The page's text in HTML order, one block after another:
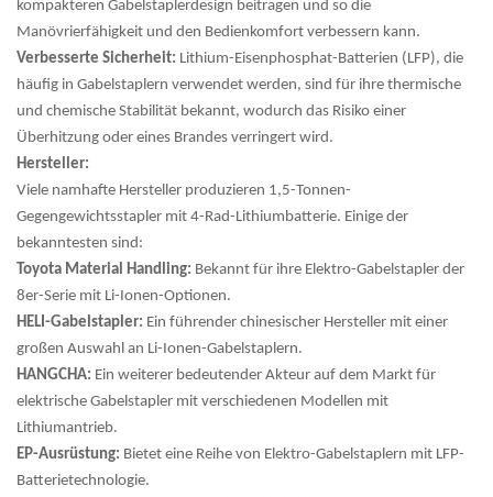
kompakteren Gabelstaplerdesign beitragen und so die
Manövrierfähigkeit und den Bedienkomfort verbessern kann.
Verbesserte Sicherheit: Lithium-Eisenphosphat-Batterien (LFP), die
häufig in Gabelstaplern verwendet werden, sind für ihre thermische
und chemische Stabilität bekannt, wodurch das Risiko einer
Überhitzung oder eines Brandes verringert wird.
Hersteller:
Viele namhafte Hersteller produzieren 1,5-Tonnen-
Gegengewichtsstapler mit 4-Rad-Lithiumbatterie. Einige der
bekanntesten sind:
Toyota Material Handling: Bekannt für ihre Elektro-Gabelstapler der
8er-Serie mit Li-Ionen-Optionen.
HELI-Gabelstapler: Ein führender chinesischer Hersteller mit einer
großen Auswahl an Li-Ionen-Gabelstaplern.
HANGCHA: Ein weiterer bedeutender Akteur auf dem Markt für
elektrische Gabelstapler mit verschiedenen Modellen mit
Lithiumantrieb.
EP-Ausrüstung: Bietet eine Reihe von Elektro-Gabelstaplern mit LFP-
Batterietechnologie.